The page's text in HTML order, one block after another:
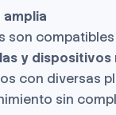
son
y dispositivos
con diversas
sin